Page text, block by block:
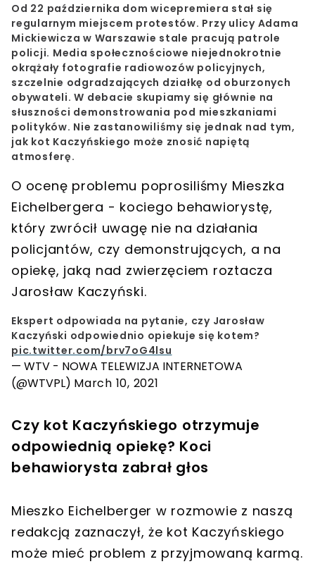
Od 22 października dom wicepremiera stał się
regularnym miejscem protestów. Przy ulicy Adama
Mickiewicza w Warszawie stale pracują patrole
policji. Media społecznościowe niejednokrotnie
okrążały fotografie radiowozów policyjnych,
szczelnie odgradzających działkę od oburzonych
obywateli. W debacie skupiamy się głównie na
słuszności demonstrowania pod mieszkaniami
polityków. Nie zastanowiliśmy się jednak nad tym,
jak kot Kaczyńskiego może znosić napiętą
atmosferę.
O ocenę problemu poprosiliśmy Mieszka
Eichelbergera - kociego behawiorystę,
który zwrócił uwagę nie na działania
policjantów, czy demonstrujących, a na
opiekę, jaką nad zwierzęciem roztacza
Jarosław Kaczyński.
Ekspert odpowiada na pytanie, czy Jarosław
Kaczyński odpowiednio opiekuje się kotem?
pic.twitter.com/brv7oG4lsu
— WTV - NOWA TELEWIZJA INTERNETOWA
(@WTVPL) March 10, 2021
Czy kot Kaczyńskiego otrzymuje
odpowiednią opiekę? Koci
behawiorysta zabrał głos
Mieszko Eichelberger w rozmowie z naszą
redakcją zaznaczył, że kot Kaczyńskiego
może mieć problem z przyjmowaną karmą.